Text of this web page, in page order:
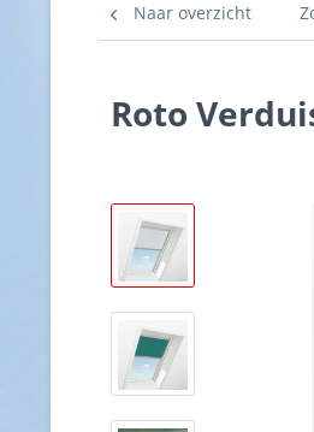
Naar overzicht
Roto